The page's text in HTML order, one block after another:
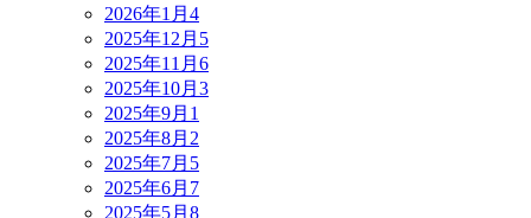
2026年1月 4
2025年12月 5
2025年11月 6
2025年10月 3
2025年9月 1
2025年8月 2
2025年7月 5
2025年6月 7
2025年5月 8